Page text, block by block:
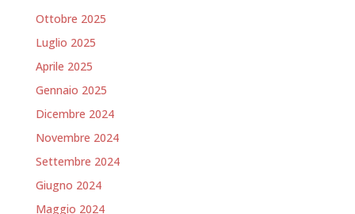
Ottobre 2025
Luglio 2025
Aprile 2025
Gennaio 2025
Dicembre 2024
Novembre 2024
Settembre 2024
Giugno 2024
Maggio 2024